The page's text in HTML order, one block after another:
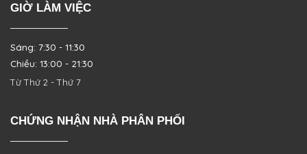
GIỜ LÀM VIỆC
Sáng: 7:30 - 11:30
Chiều: 13:00 - 21:30
Từ Thứ 2 - Thứ 7
CHỨNG NHẬN NHÀ PHÂN PHỐI